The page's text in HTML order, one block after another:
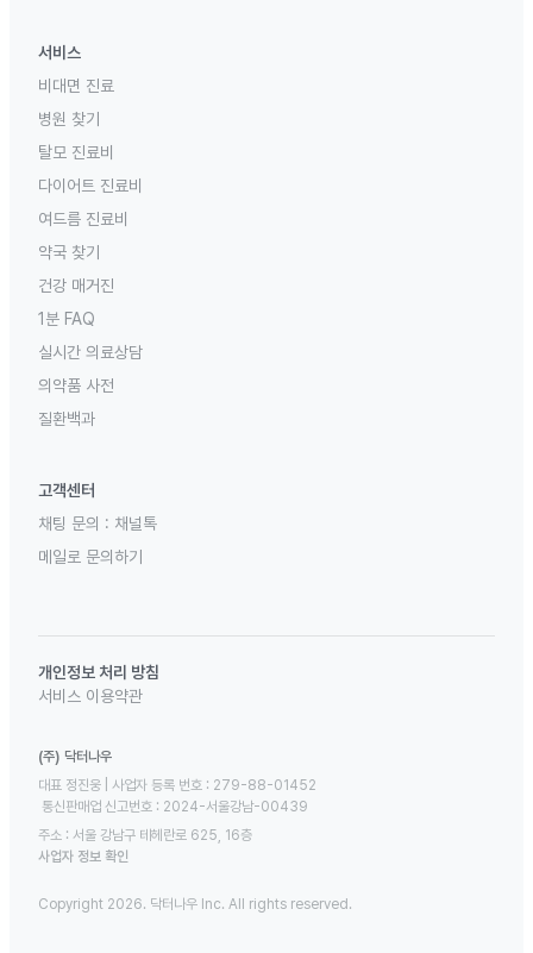
서비스
비대면 진료
병원 찾기
탈모 진료비
다이어트 진료비
여드름 진료비
약국 찾기
건강 매거진
1분 FAQ
실시간 의료상담
의약품 사전
질환백과
고객센터
채팅 문의 : 채널톡
메일로 문의하기
개인정보 처리 방침
서비스 이용약관
(주) 닥터나우
대표 정진웅 | 사업자 등록 번호 : 279-88-01452
통신판매업 신고번호 : 2024-서울강남-00439
주소 : 서울 강남구 테헤란로 625, 16층
사업자 정보 확인
Copyright 2026. 닥터나우 Inc. All rights reserved.